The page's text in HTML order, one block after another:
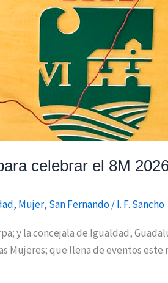
celebrar el 8M
, Mujer, San Fernando/I. F. Sancho
y la concejala de Igualdad,
Mujeres; que llena de eventos